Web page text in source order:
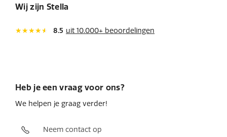
Wij zijn Stella
Heb je een vraag voor ons?
We helpen je graag verder!
Neem contact op
8.5 uit 10.000+ beoordelingen